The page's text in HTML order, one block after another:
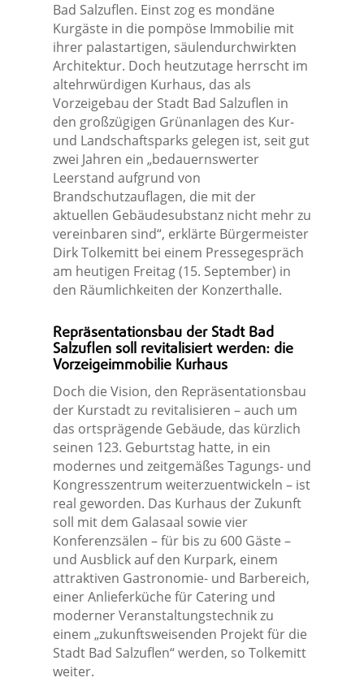
Bad Salzuflen. Einst zog es mondäne
Kurgäste in die pompöse Immobilie mit
ihrer palastartigen, säulendurchwirkten
Architektur. Doch heutzutage herrscht im
altehrwürdigen Kurhaus, das als
Vorzeigebau der Stadt Bad Salzuflen in
den großzügigen Grünanlagen des Kur-
und Landschaftsparks gelegen ist, seit gut
zwei Jahren ein „bedauernswerter
Leerstand aufgrund von
Brandschutzauflagen, die mit der
aktuellen Gebäudesubstanz nicht mehr zu
vereinbaren sind“, erklärte Bürgermeister
Dirk Tolkemitt bei einem Pressegespräch
am heutigen Freitag (15. September) in
den Räumlichkeiten der Konzerthalle.
Repräsentationsbau der Stadt Bad
Salzuflen soll revitalisiert werden: die
Vorzeigeimmobilie Kurhaus
Doch die Vision, den Repräsentationsbau
der Kurstadt zu revitalisieren – auch um
das ortsprägende Gebäude, das kürzlich
seinen 123. Geburtstag hatte, in ein
modernes und zeitgemäßes Tagungs- und
Kongresszentrum weiterzuentwickeln – ist
real geworden. Das Kurhaus der Zukunft
soll mit dem Galasaal sowie vier
Konferenzsälen – für bis zu 600 Gäste –
und Ausblick auf den Kurpark, einem
attraktiven Gastronomie- und Barbereich,
einer Anlieferküche für Catering und
moderner Veranstaltungstechnik zu
einem „zukunftsweisenden Projekt für die
Stadt Bad Salzuflen“ werden, so Tolkemitt
weiter.